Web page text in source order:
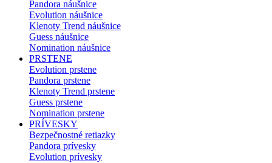
Pandora náušnice
Evolution náušnice
Klenoty Trend náušnice
Guess náušnice
Nomination náušnice
PRSTENE
Evolution prstene
Pandora prstene
Klenoty Trend prstene
Guess prstene
Nomination prstene
PRÍVESKY
Bezpečnostné retiazky
Pandora prívesky
Evolution prívesky